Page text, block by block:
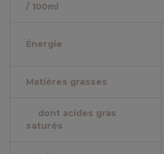
/ 100ml
Énergie
Matières grasses
dont acides gras
saturés